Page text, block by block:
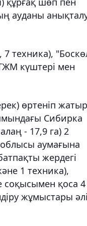
ауданы
техника),
күштері мен
өртеніп
Сибирка
- 17,9 га) 2
облысы аумағына
жердегі
1 техника),
қоса 4
жұмыстары әлі